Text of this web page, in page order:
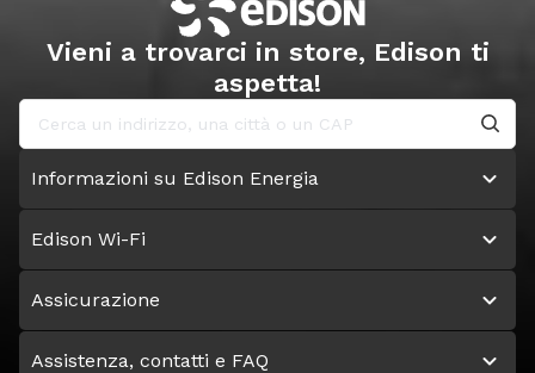
Vieni a trovarci in store, Edison ti
aspetta!
Informazioni su Edison Energia
Edison Wi-Fi
Assicurazione
Assistenza, contatti e FAQ